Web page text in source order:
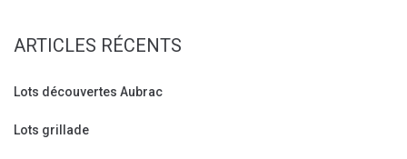
ARTICLES RÉCENTS
Lots découvertes Aubrac
Lots grillade